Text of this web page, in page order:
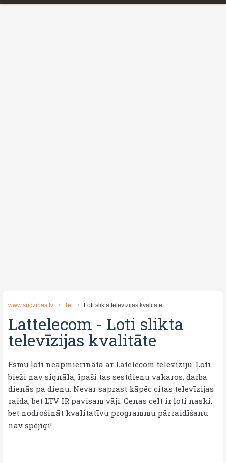
www.sudzibas.lv Tet Loti slikta televīzijas kvalitāte
Lattelecom - Loti slikta
televīzijas kvalitāte
Esmu ļoti neapmierināta ar Latelecom televīziju. Ļoti
bieži nav signāla, īpaši tas sestdienu vakaros, darba
dienās pa dienu. Nevar saprast kāpēc citas televīzijas
raida, bet LTV IR pavisam vāji. Cenas celt ir ļoti naski,
bet nodrošināt kvalitatīvu programmu pārraidīšanu
nav spējīgi!